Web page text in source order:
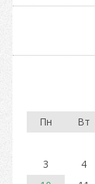
Пн
Вт
3
4